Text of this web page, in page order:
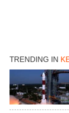
TRENDING IN